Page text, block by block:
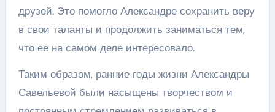
друзей. Это помогло Александре сохранить веру
в свои таланты и продолжить заниматься тем,
что ее на самом деле интересовало.
Таким образом, ранние годы жизни Александры
Савельевой были насыщены творчеством и